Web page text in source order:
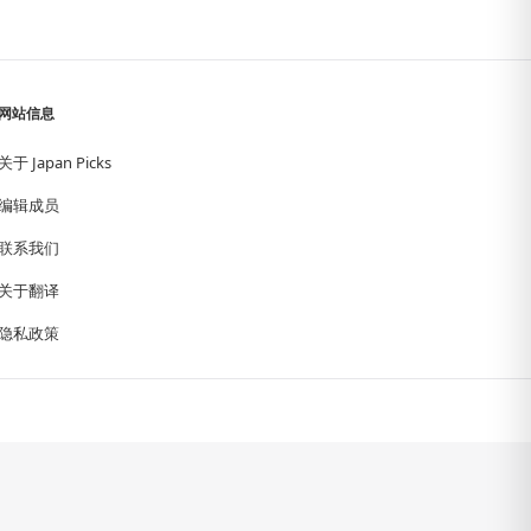
站信息
于 Japan Picks
辑成员
系我们
于翻译
私政策